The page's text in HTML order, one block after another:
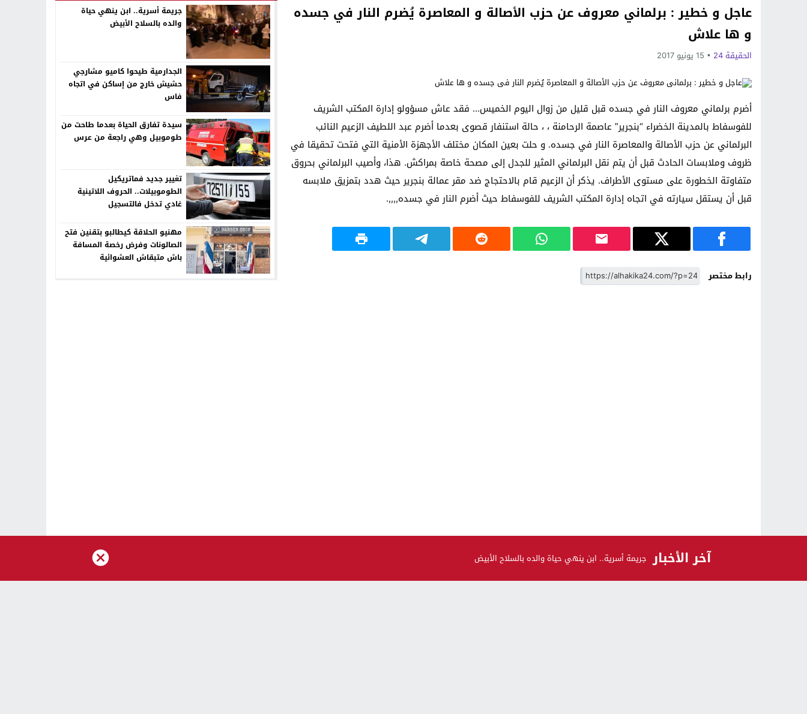
Next
عاجل و خطير : برلماني معروف عن حزب الأصالة و المعاصرة يُضرم النار في جسده
و ها علاش
الحقيقة 24 15 يونيو 2017
أضرم برلماني معروف النار في جسده قبل قليل من زوال اليوم الخميس… فقد عاش مسؤولو إدارة المكتب الشريف
للفوسفاط بالمدينة الخضراء “بنجرير” عاصمة الرحامنة ، ، حالة استنفار قصوى بعدما أضرم عبد اللطيف الزعيم النائب
البرلماني عن حزب الأصالة والمعاصرة النار في جسده. و حلت بعين المكان مختلف الأجهزة الأمنية التي فتحت تحقيقا في
ظروف وملابسات الحادث قبل أن يتم نقل البرلماني المثير للجدل إلى مصحة خاصة بمراكش. هذا، وأصيب البرلماني بحروق
متفاوتة الخطورة على مستوى الأطراف. يذكر أن الزعيم قام بالاحتجاج ضد مقر عمالة بنجرير حيث هدد بتمزيق ملابسه
قبل أن يستقل سيارته في اتجاه إدارة المكتب الشريف للفوسفاط حيث أضرم النار في جسده,,,,.
رابط مختصر
جريمة أسرية.. ابن ينهي حياة
والده بالسلاح الأبيض
الجدارمية طيحوا كاميو مشارجي
حشيش خارج من إساكن في اتجاه
فاس
سيدة تفارق الحياة بعدما طاحت من
طوموبيل وهي راجعة من عرس
تغيير جديد فماتريكيل
الطوموبيلات.. الحروف اللاتينية
غادي تدخل فالتسجيل
مهنيو الحلاقة كيطالبو بتقنين فتح
الصالونات وفرض رخصة المسافة
باش متبقاش العشوائية
آخر الأخبار جريمة أسرية.. ابن ينهي حياة والده بالسلاح الأبيض